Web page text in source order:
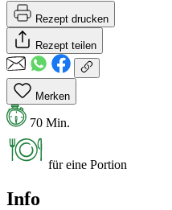
Rezept drucken
Rezept teilen
Merken
70 Min.
für eine Portion
Info